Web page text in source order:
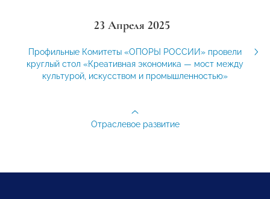
23 Апреля 2025
Профильные Комитеты «ОПОРЫ РОССИИ» провели
круглый стол «Креативная экономика — мост между
культурой, искусством и промышленностью»
Отраслевое развитие